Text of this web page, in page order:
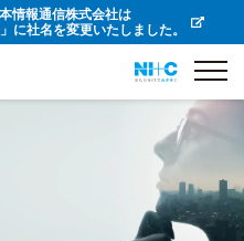
情報通信株式会社は
に社名を変更いたしました。